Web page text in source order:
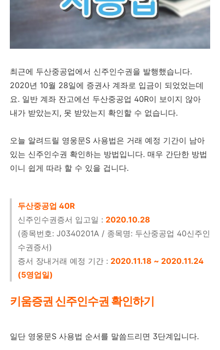
최근에 두산중공업에서 신주인수권을 발행했습니다.
2020년 10월 28일에 증권사 계좌로 입금이 되었었는데
요. 일반 계좌 잔고에선 두산중공업 40R이 보이지 않아
내가 받았는지, 못 받았는지 확인할 수 없습니다.
오늘 알려드릴 영웅문S 사용법은 거래 예정 기간이 남아
있는 신주인수권 확인하는 방법입니다. 매우 간단한 방법
이니 쉽게 따라 할 수 있을 겁니다.
두산중공업 40R
신주인수권증서 입고일 : 2020.10.28
(종목번호: J0340201A / 종목명: 두산중공업 40신주인
수권증서)
증서 장내거래 예정 기간 : 2020.11.18 ~ 2020.11.24
(5영업일)
키움증권 신주인수권 확인하기
일단 영웅문S 사용법 순서를 말씀드리면 3단계입니다.